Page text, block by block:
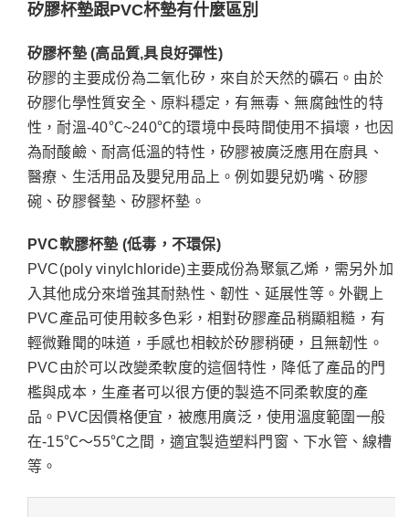
矽膠杯墊跟PVC杯墊有什麼區別
矽膠杯墊 (高品質,具良好彈性)
矽膠的主要成份為二氧化矽，來自於天然的礦石。由於
矽膠化學性質安全、原料穩定，有無毒、無腐蝕性的特
性，耐溫-40℃~240℃的環境中長時間使用不損壞，也因
為耐酸鹼、耐高低溫的特性，矽膠被廣泛應用在廚具、
醫療、生活用品及嬰兒用品上。例如嬰兒奶嘴、矽膠
碗、矽膠餐墊、矽膠杯墊。
PVC軟膠杯墊 (低毒，不環保)
PVC(poly vinylchloride)主要成份為聚氯乙烯，需另外加
入其他成分來增強其耐熱性、韌性、延展性等。外觀上
PVC產品可使用較多色彩，相對矽膠產品稍顯粗糙，有
輕微難聞的味道，手感也相較於矽膠稍硬，且無韌性。
PVC由於可以改變柔軟度的這個特性，降低了產品的門
檻與成本，生產者可以很方便的製造不同柔軟度的產
品。PVC因價格便宜，被應用廣泛，使用溫度範圍一般
在-15℃～55℃之間，適宜製造塑料門窗、下水管、線槽
等。